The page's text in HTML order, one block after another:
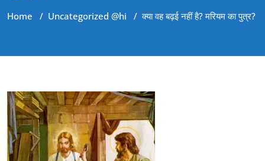
Home / Uncategorized @hi /क्या वह बढ़ई नहीं है? मरियम का पुत्र?